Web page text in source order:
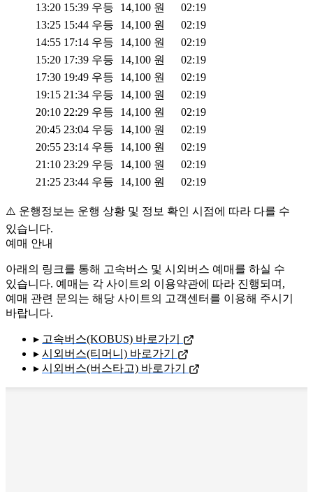
13:20 15:39 우등 14,100 원
02:19
13:25 15:44 우등 14,100 원
02:19
14:55 17:14 우등 14,100 원
02:19
15:20 17:39 우등 14,100 원
02:19
17:30 19:49 우등 14,100 원
02:19
19:15 21:34 우등 14,100 원
02:19
20:10 22:29 우등 14,100 원
02:19
20:45 23:04 우등 14,100 원
02:19
20:55 23:14 우등 14,100 원
02:19
21:10 23:29 우등 14,100 원
02:19
21:25 23:44 우등 14,100 원 02:19
⚠️ 운행정보는 운행 상황 및 정보 확인 시점에 따라 다를 수
있습니다.
예매 안내
아래의 링크를 통해 고속버스 및 시외버스 예매를 하실 수
있습니다. 예매는 각 사이트의 이용약관에 따라 진행되며,
예매 관련 문의는 해당 사이트의 고객센터를 이용해 주시기
바랍니다.
▸ 고속버스(KOBUS) 바로가기
▸ 시외버스(티머니) 바로가기
▸ 시외버스(버스타고) 바로가기